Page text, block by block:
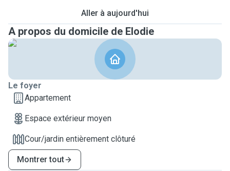
Aller à aujourd'hui
A propos du domicile de Elodie
Le foyer
Appartement
Espace extérieur moyen
Cour/jardin entièrement clôturé
Montrer tout